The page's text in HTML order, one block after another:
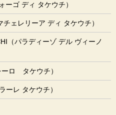
ーゴ ディ タケウチ）
ェレリーア ディ タケウチ）
（パラディーゾ デル ヴィーノ
ロ タケウチ）
ーレ タケウチ）